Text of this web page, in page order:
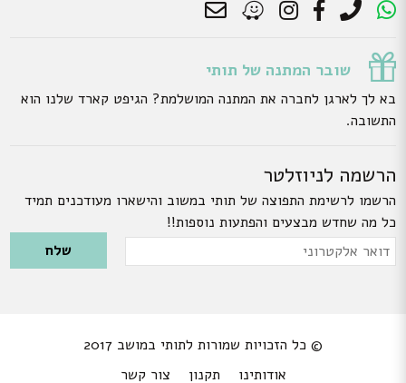
שובר המתנה של תותי
בא לך לארגן לחברה את המתנה המושלמת? הגיפט קארד שלנו הוא
התשובה.
הרשמה לניוזלטר
הרשמו לרשימת התפוצה של תותי במשוב והישארו מעודכנים תמיד
כל מה שחדש מבצעים והפתעות נוספות!!
Please leave this field empty.
דואר
© כל הזכויות שמורות לתותי במושב 2017
אודותינו
תקנון צור קשר